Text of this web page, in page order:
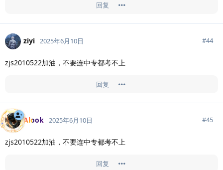
回复
ziyi 2025年6月10日 #44
zjs2010522加油，不要连中专都考不上
回复
Alook 2025年6月10日 #45
zjs2010522加油，不要连中专都考不上
回复